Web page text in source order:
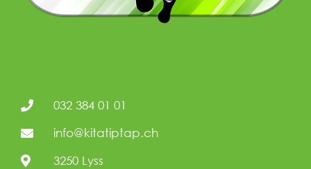
032 384 01 01
info@kitatiptap.ch
3250 Lyss